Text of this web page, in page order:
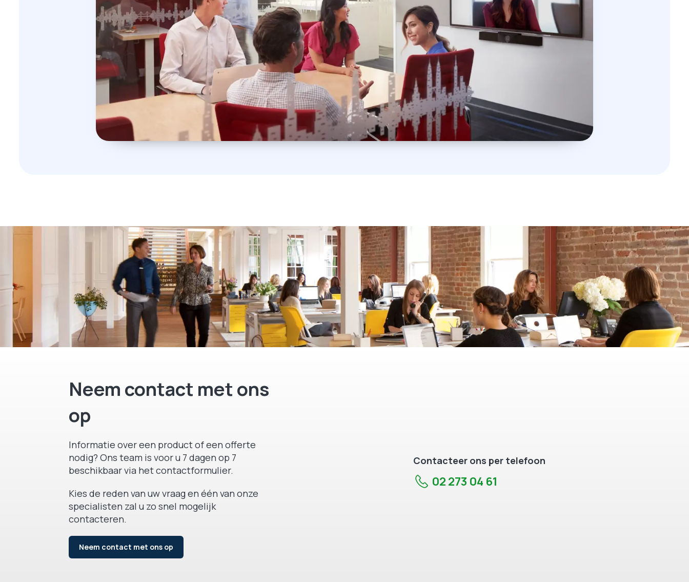
Neem contact met ons
op
Informatie over een product of een offerte
nodig? Ons team is voor u 7 dagen op 7
beschikbaar via het contactformulier.
Kies de reden van uw vraag en één van onze
specialisten zal u zo snel mogelijk
contacteren.
Neem contact met ons op
Contacteer ons per telefoon
02 273 04 61